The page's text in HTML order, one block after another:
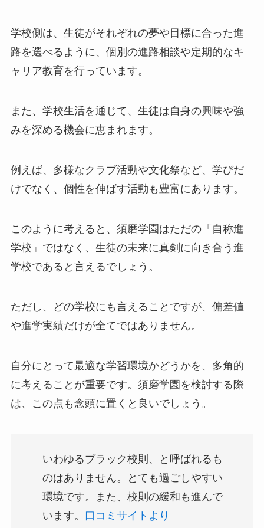
学校側は、生徒がそれぞれの夢や目標に合った進
路を選べるように、個別の進路相談や定期的なキ
ャリア教育を行っています。
また、学校生活を通じて、生徒は自身の興味や強
みを深める機会に恵まれます。
例えば、多様なクラブ活動や文化祭など、学びだ
けでなく、個性を伸ばす活動も豊富にあります。
このように考えると、須磨学園はただの「自称進
学校」ではなく、生徒の未来に真剣に向き合う進
学校であると言えるでしょう。
ただし、どの学校にも言えることですが、偏差値
や進学実績だけが全てではありません。
自分にとって最適な学習環境かどうかを、多角的
に考えることが重要です。須磨学園を検討する際
は、この点も念頭に置くと良いでしょう。
いわゆるブラック校則、と呼ばれるも
のはありません。とても過ごしやすい
環境です。また、校則の緩和も進んで
います。
口コミサイトより